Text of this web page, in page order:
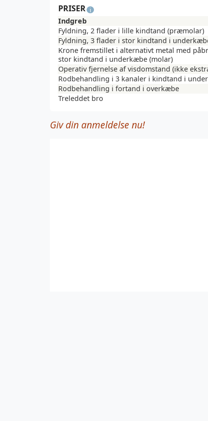
PRISER i
Indgreb
Fyldning, 2 flader i lille kindtand (præmolar)
Fyldning, 3 flader i stor kindtand i
Krone fremstillet i alternativt metal med
stor kindtand i underkæbe (molar)
Operativ fjernelse af visdomstand (ikke
Rodbehandling i 3 kanaler i kindtand i
Rodbehandling i fortand i overkæbe
Treleddet bro
Giv din anmeldelse nu!